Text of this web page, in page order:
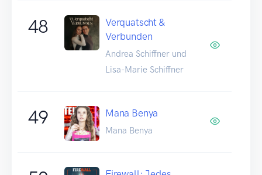
48
Verquatscht &
Verbunden
Andrea Schiffner und
Lisa-Marie Schiffner
49 Mana Benya
Mana Benya